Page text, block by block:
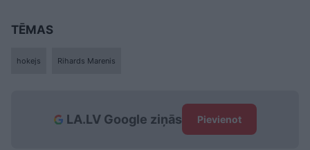
TĒMAS
hokejs Rihards Marenis
LA.LV Google ziņās Pievienot